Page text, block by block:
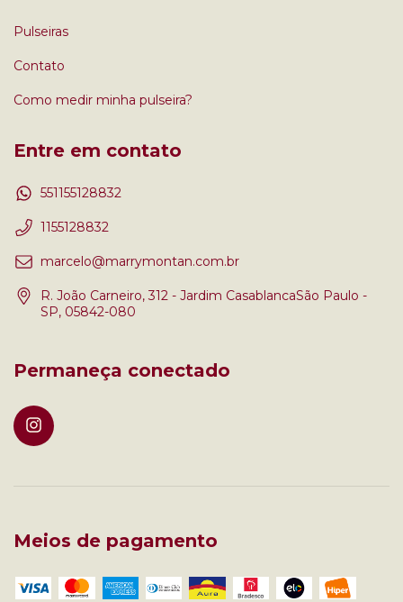
Pulseiras
Contato
Como medir minha pulseira?
Entre em contato
551155128832
1155128832
marcelo@marrymontan.com.br
R. João Carneiro, 312 - Jardim CasablancaSão Paulo -
SP, 05842-080
Permaneça conectado
Meios de pagamento